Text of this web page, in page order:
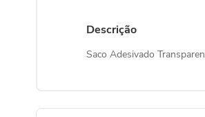
Descrição
Saco Adesivado